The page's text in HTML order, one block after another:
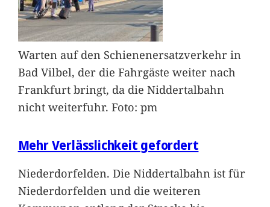
Warten auf den Schienenersatzverkehr in
Bad Vilbel, der die Fahrgäste weiter nach
Frankfurt bringt, da die Niddertalbahn
nicht weiterfuhr. Foto: pm
Mehr Verlässlichkeit gefordert
Niederdorfelden. Die Niddertalbahn ist für
Niederdorfelden und die weiteren